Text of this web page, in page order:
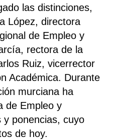
las distinciones,
López, directora
de Empleo y
rectora de la
Ruiz, vicerrector
Académica. Durante
murciana ha
de Empleo y
y ponencias, cuyo
de hoy.